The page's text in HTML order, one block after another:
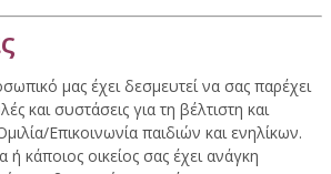
μας έχει δεσμευτεί να σας παρέχει
και συστάσεις για τη βέλτιστη και
Επικοινωνία παιδιών και ενηλίκων.
ή κάποιος οικείος σας έχει ανάγκη